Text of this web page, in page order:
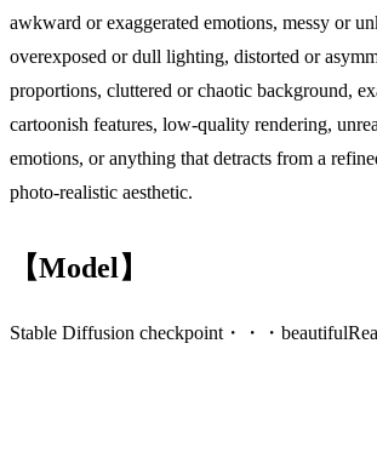
awkward or exaggerated emotions, messy or
overexposed or dull lighting, distorted or
proportions, cluttered or chaotic background,
cartoonish features, low-quality rendering,
emotions, or anything that detracts from a
photo-realistic aesthetic.
【Model】
Stable Diffusion checkpoint・・・